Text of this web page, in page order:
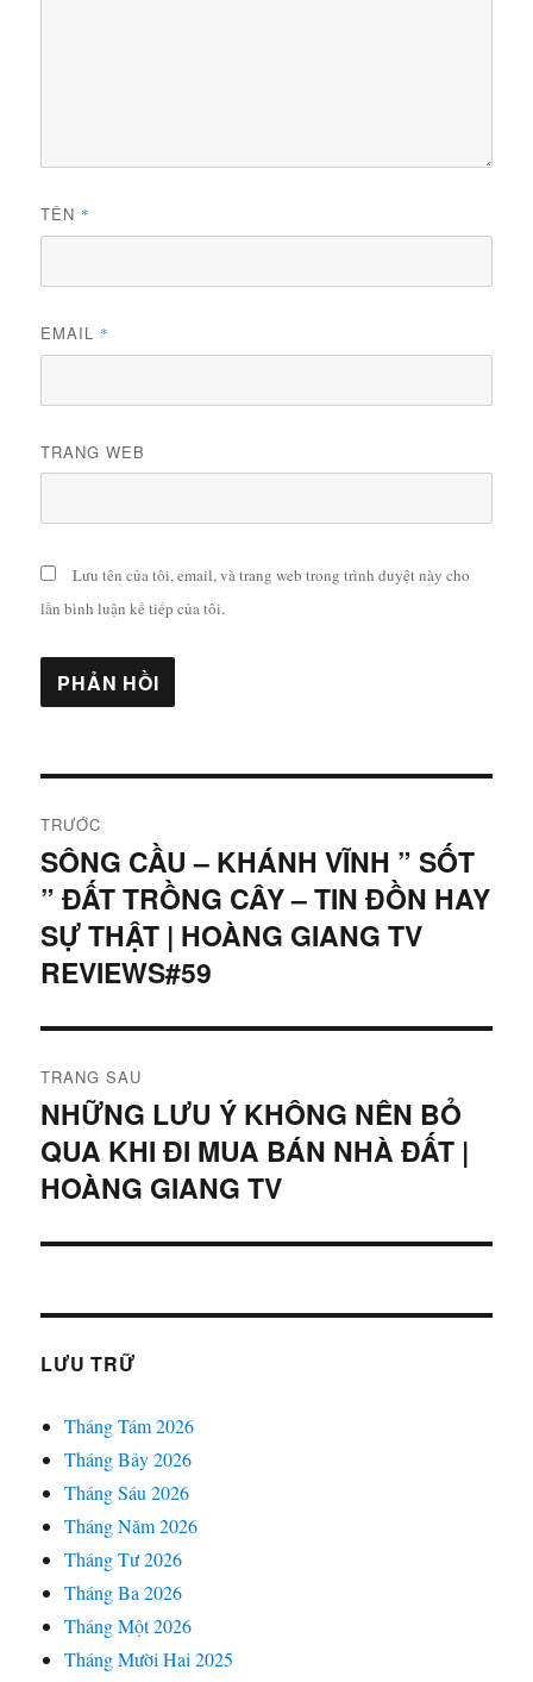
TÊN *
EMAIL *
TRANG WEB
Lưu tên của tôi, email, và trang web trong trình duyệt này cho
lần bình luận kế tiếp của tôi.
hướng
bài
viết
TRƯỚC
Bài
viết
trước:
SÔNG CẦU – KHÁNH VĨNH ” SỐT
” ĐẤT TRỒNG CÂY – TIN ĐỒN HAY
SỰ THẬT | HOÀNG GIANG TV
REVIEWS#59
TRANG SAU
Bài
tiếp
theo:
NHỮNG LƯU Ý KHÔNG NÊN BỎ
QUA KHI ĐI MUA BÁN NHÀ ĐẤT |
HOÀNG GIANG TV
LƯU TRỮ
Tháng Tám 2026
Tháng Bảy 2026
Tháng Sáu 2026
Tháng Năm 2026
Tháng Tư 2026
Tháng Ba 2026
Tháng Một 2026
Tháng Mười Hai 2025